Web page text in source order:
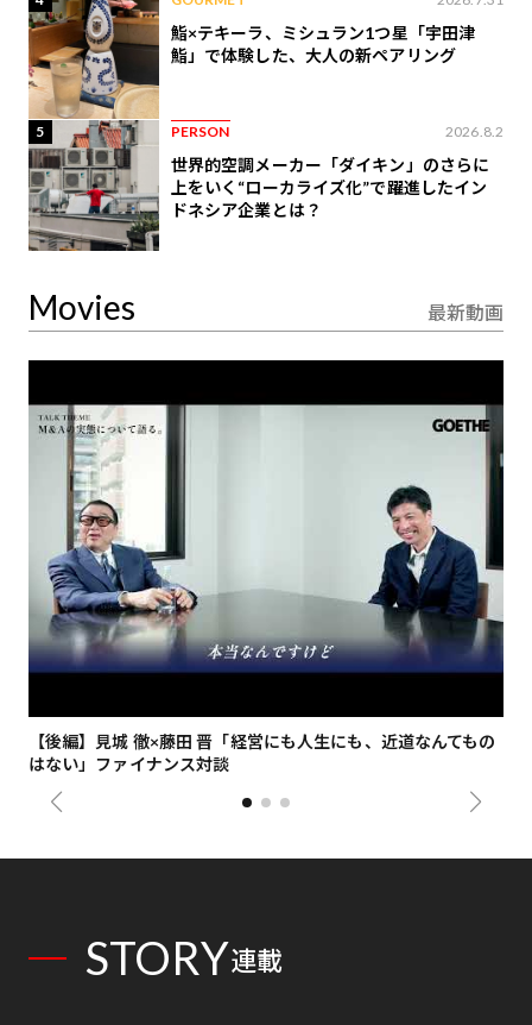
鮨×テキーラ、ミシュラン1つ星「宇田津
鮨」で体験した、大人の新ペアリング
5 PERSON 2026.8.2
世界的空調メーカー「ダイキン」のさらに
上をいく“ローカライズ化”で躍進したイン
ドネシア企業とは？
Movies 最新動画
【後編】見城 徹×藤田 晋「経営にも人生にも、近道なんてもの
はない」ファイナンス対談
STORY連載